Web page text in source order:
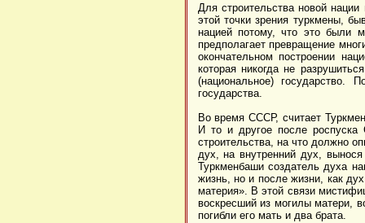
Для строительства новой
этой точки зрения туркмены,
нацией потому, что это были
предполагает превращение
окончательном построении
которая никогда не
(национальное) государство.
государства.
Во время СССР, считает
И то и другое после
строительства, на что должно
дух, на внутренний дух,
Туркменбаши создатель духа
жизнь, но и после жизни, как
материя». В этой связи
воскресший из могилы матери,
погибли его мать и два брата.